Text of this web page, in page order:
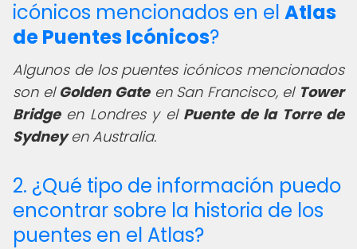
icónicos mencionados en el Atlas
de Puentes Icónicos?
Algunos de los puentes icónicos mencionados
son el Golden Gateen San Francisco, el Tower
Bridgeen Londres y el Puente de la Torre de
Sydneyen Australia.
2. ¿Qué tipo de información puedo
encontrar sobre la historia de los
puentes en el Atlas?